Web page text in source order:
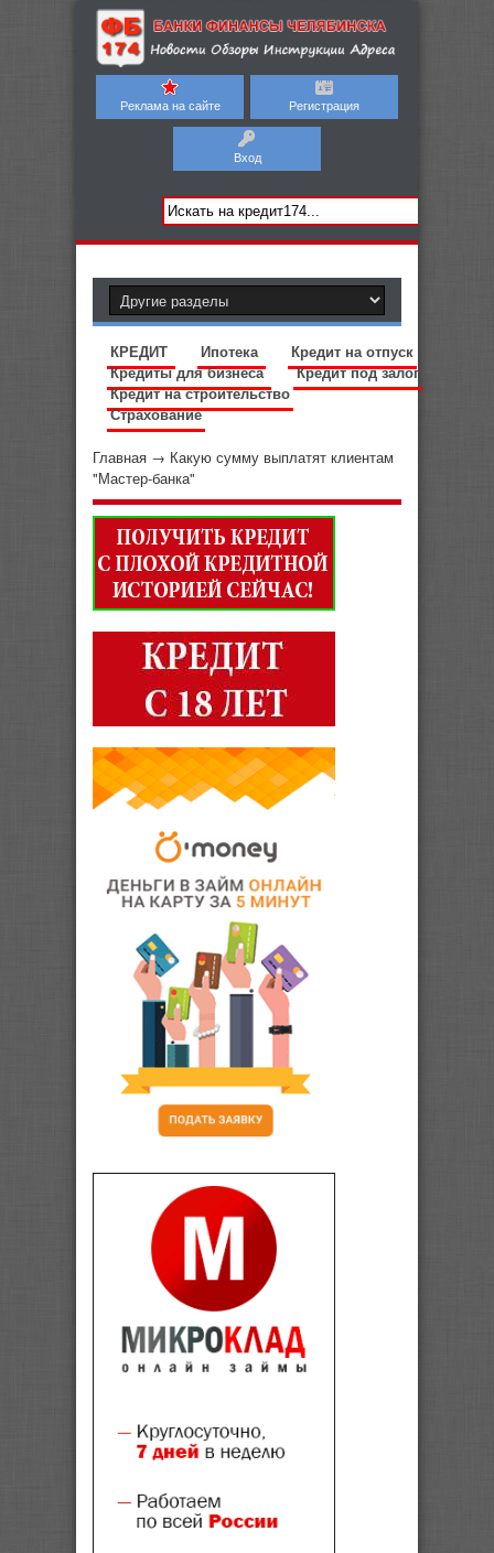
Реклама на сайте Регистрация
Вход
КРЕДИТ Ипотека
Кредит на отпуск
Кредиты для бизнеса
Кредит под залог
Кредит на строительство
Страхование
Главная → Какую сумму выплатят клиентам
"Мастер-банка"